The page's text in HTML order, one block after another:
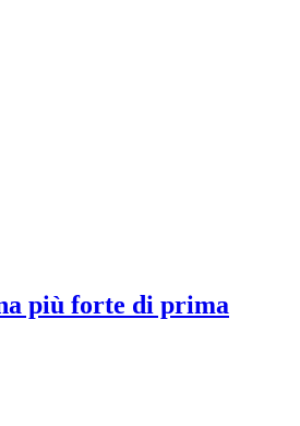
più forte di prima